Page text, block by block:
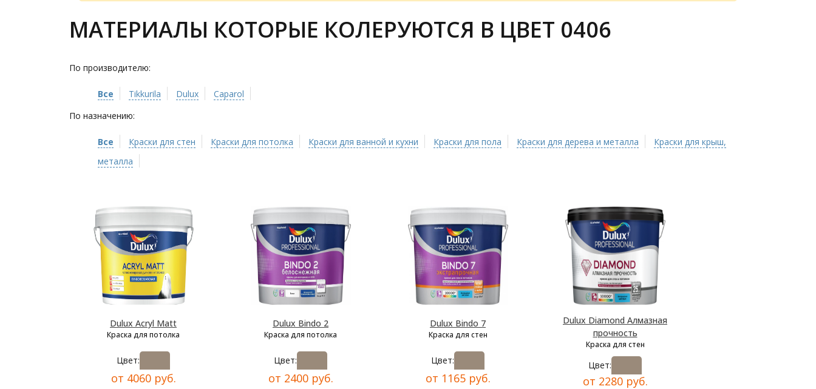
МАТЕРИАЛЫ КОТОРЫЕ КОЛЕРУЮТСЯ В ЦВЕТ 0406
По производителю:
Все Tikkurila Dulux
Caparol
По назначению:
Все Краски для стен Краски для потолка Краски для ванной и кухни Краски для пола Краски для дерева и металла
Краски для крыш,
металла
Dulux Acryl Matt
Краска для потолка
Цвет:
от 4060 руб.
Dulux Bindo 2
Краска для потолка
Цвет:
от 2400 руб.
Dulux Bindo 7
Краска для стен
Цвет:
от 1165 руб.
Dulux Diamond Алмазная
прочность
Краска для стен
Цвет:
от 2280 руб.